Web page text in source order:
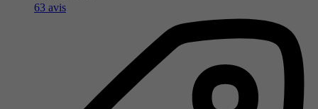
63 avis